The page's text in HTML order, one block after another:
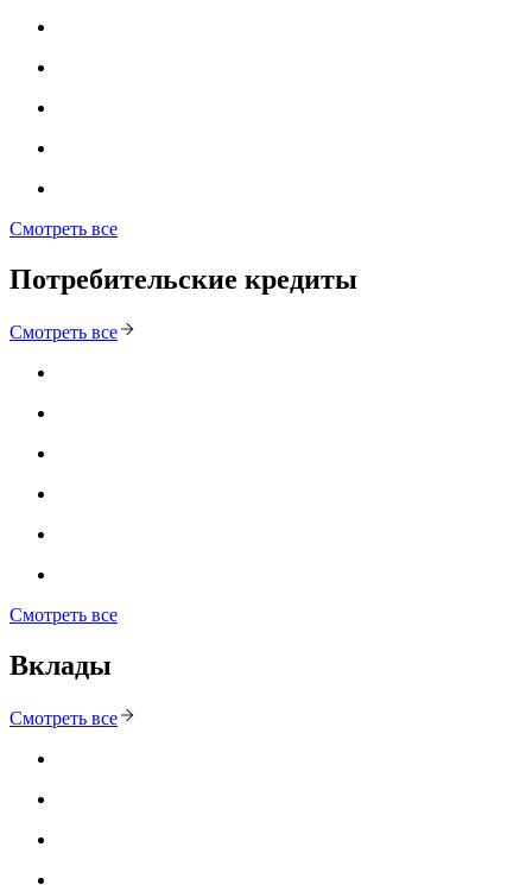
Смотреть все
Потребительские кредиты
Смотреть все
Смотреть все
Вклады
Смотреть все